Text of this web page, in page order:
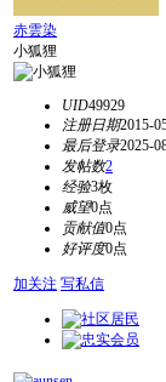
赤雲染
小狐狸
UID49929
注册日期2015-
最后登录2025-
发帖数2
经验3枚
威望0点
贡献值0点
好评度0点
加关注 写私信